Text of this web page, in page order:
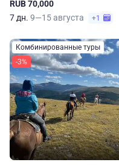
RUB 70,000
7 дн. 9—15 августа +1
Комбинированные туры
-3%